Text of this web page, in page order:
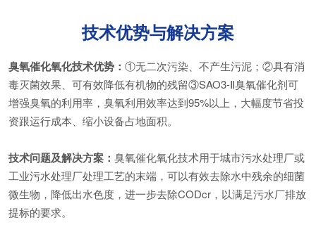
技术优势与解决方案
臭氧催化氧化技术优势： ①无二次污染、不产生污泥；②具有消
毒灭菌效果、可有效降低有机物的残留③SAO3-Ⅱ臭氧催化剂可
增强臭氧的利用率，臭氧利用效率达到95%以上，大幅度节省投
资跟运行成本、缩小设备占地面积。
技术问题及解决方案： 臭氧催化氧化技术用于城市污水处理厂或
工业污水处理厂处理工艺的末端，可以有效去除水中残余的细菌
微生物，降低出水色度，进一步去除CODcr，以满足污水厂排放
提标的要求。